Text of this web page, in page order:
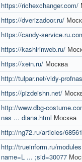
https://richexchanger.com/
https://dverizadoor.ru/
https://candy-
https://kashirinweb.ru/
https://xein.ru/ Москва
http://tulpar.net/vidy-
https://pizdeishn.net/
http://www.dbg-
nas ... diana.html Москва
http://ng72.ru/articles/68561
http://trueinform.ru/
name=L ... ;sid=30077